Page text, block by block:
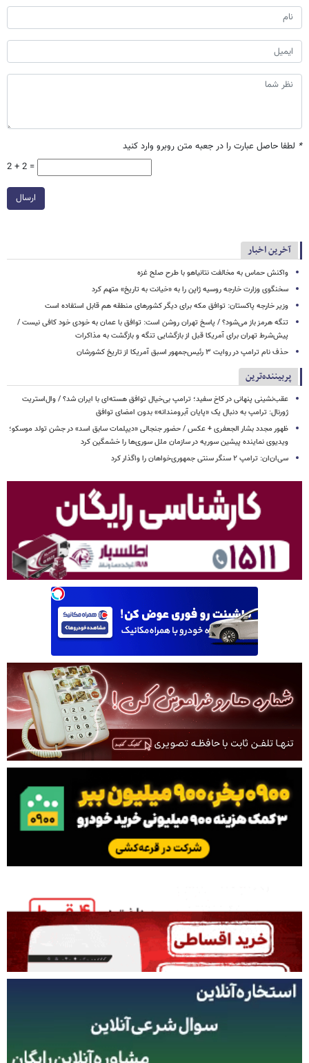
* لطفا حاصل عبارت را در جعبه متن روبرو وارد کنید
2 + 2 =
ارسال
آخرین اخبار
واکنش حماس به مخالفت نتانیاهو با طرح صلح غزه
سخنگوی وزارت خارجه روسیه ژاپن را به «خیانت به تاریخ» متهم کرد
وزیر خارجه پاکستان: توافق مکه برای دیگر کشورهای منطقه هم قابل استفاده است
تنگه هرمز باز می‌شود؟ / پاسخ تهران روشن است: توافق با عمان به خودی خود کافی نیست /
پیش‌شرط تهران برای آمریکا قبل از بازگشایی تنگه و بازگشت به مذاکرات
حذف نام ترامپ در روایت ۳ رئیس‌جمهور اسبق آمریکا از تاریخ کشورشان
پربیننده‌ترین
عقب‌نشینی پنهانی در کاخ سفید؛ ترامپ بی‌خیال توافق هسته‌ای با ایران شد؟ / وال‌استریت
ژورنال: ترامپ به دنبال یک «پایان آبرومندانه» بدون امضای توافق
ظهور مجدد بشار الجعفری + عکس / حضور جنجالی «دیپلمات سابق اسد» در جشن تولد موسکو؛
ویدیوی نماینده پیشین سوریه در سازمان ملل سوری‌ها را خشمگین کرد
سی‌ان‌ان: ترامپ ۲ سنگر سنتی جمهوری‌خواهان را واگذار کرد